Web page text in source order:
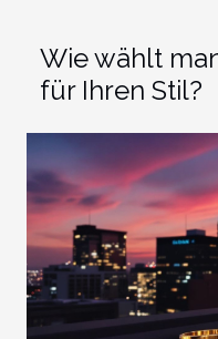
Wie wählt
für Ihren Stil?